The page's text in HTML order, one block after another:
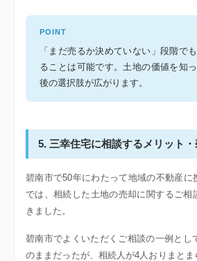
POINT
「まだ売るか決めていない」段階で
ることは可能です。土地の価値を知
後の選択肢が広がります。
5. 三幸住宅に相談するメリット
碧南市で50年にわたって地域の不動産に
では、相続した土地の売却に関するご相
きました。
碧南市でよくいただくご相談の一例とし
のままだったが、相続人が4人おりまと